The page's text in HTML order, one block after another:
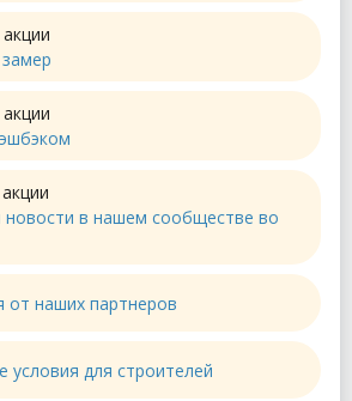
новости в нашем сообществе во
от наших партнеров
условия для строителей